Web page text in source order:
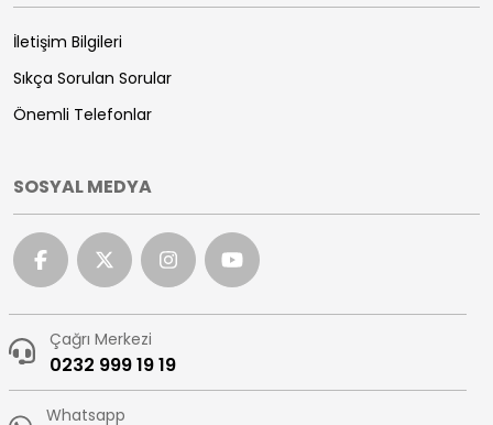
İletişim Bilgileri
Sıkça Sorulan Sorular
Önemli Telefonlar
SOSYAL MEDYA
Çağrı Merkezi
0232 999 19 19
Whatsapp